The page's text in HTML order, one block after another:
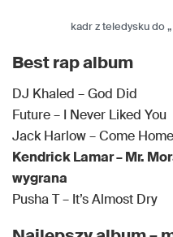
kadr z teledysku do
Best rap album
DJ Khaled – God Did
Future – I Never Liked You
Jack Harlow – Come
Kendrick Lamar – Mr.
wygrana
Pusha T – It’s Almost Dry